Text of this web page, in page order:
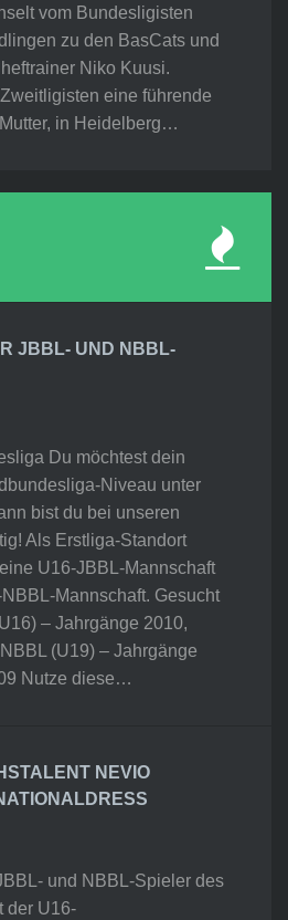
vom Bundesligisten
zu den BasCats und
Niko Kuusi.
eine führende
in Heidelberg…
JBBL- UND NBBL-
Du möchtest dein
Niveau unter
bist du bei unseren
Als Erstliga-Standort
U16-JBBL-Mannschaft
Mannschaft. Gesucht
– Jahrgänge 2010,
NBBL (U19) – Jahrgänge
Nutze diese…
NEVIO
und NBBL-Spieler des
der U16-